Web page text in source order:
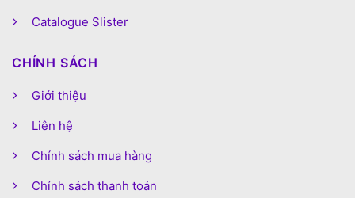
Catalogue Slister
CHÍNH SÁCH
Giới thiệu
Liên hệ
Chính sách mua hàng
Chính sách thanh toán